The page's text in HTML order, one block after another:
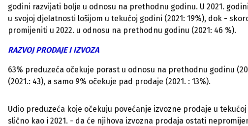
godini razvijati bolje u odnosu na prethodnu godinu. U 2021.
u svojoj djelatnosti lošijom u tekućoj godini (2021: 19%), dok -
promijeniti u 2022. u odnosu na prethodnu godinu (2021: 46 %).
RAZVOJ PRODAJE I IZVOZA
63% preduzeća očekuje porast u odnosu na prethodnu godinu
(2021.: 43), a samo 9% očekuje pad prodaje (2021. : 13%).
Udio preduzeća koje očekuju povećanje izvozne prodaje u
slično kao i 2021. - da će njihova izvozna prodaja ostati